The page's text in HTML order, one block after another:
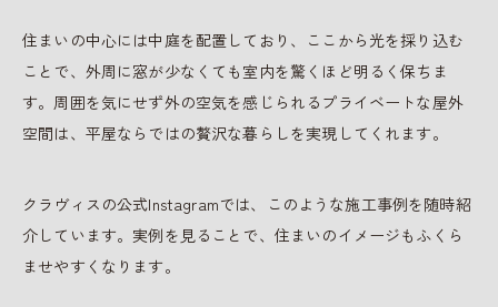
住まいの中心には中庭を配置しており、ここから光を採り込む
ことで、外周に窓が少なくても室内を驚くほど明るく保ちま
す。周囲を気にせず外の空気を感じられるプライベートな屋外
空間は、平屋ならではの贅沢な暮らしを実現してくれます。
クラヴィスの公式Instagramでは、このような施工事例を随時紹
介しています。実例を見ることで、住まいのイメージもふくら
ませやすくなります。